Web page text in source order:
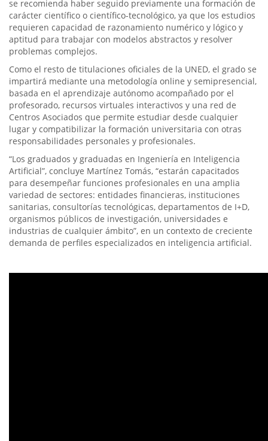
se recomienda haber seguido previamente una formación de
carácter científico o científico-tecnológico, ya que los estudios
requieren capacidad de razonamiento numérico y lógico y
aptitud para trabajar con modelos abstractos y resolver
problemas complejos.
Como el resto de titulaciones oficiales de la UNED, el grado se
impartirá mediante una metodología online y semipresencial,
basada en el aprendizaje autónomo acompañado por el
profesorado, recursos virtuales interactivos y una red de
Centros Asociados que permite estudiar desde cualquier
lugar y compatibilizar la formación universitaria con otras
responsabilidades personales y profesionales.
“Los graduados y graduadas en Ingeniería en Inteligencia
Artificial”, concluye Martínez Tomás, “estarán capacitados
para desempeñar funciones profesionales en una amplia
variedad de sectores: entidades financieras, instituciones
sanitarias, consultorías tecnológicas, departamentos de I+D,
organismos públicos de investigación, universidades e
industrias de cualquier ámbito”, en un contexto de creciente
demanda de perfiles especializados en inteligencia artificial.